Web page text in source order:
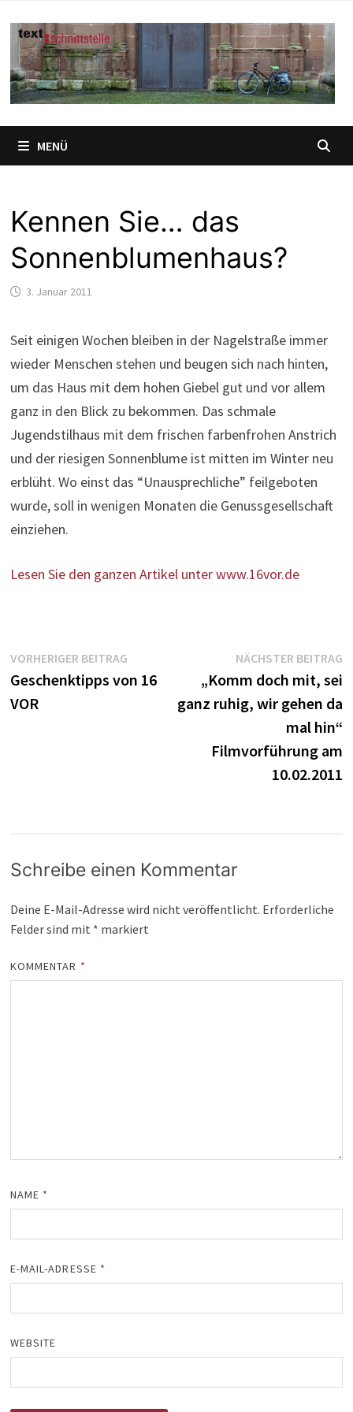
Inhalt
springen
MENÜ
Kennen Sie… das
Sonnenblumenhaus?
3. Januar 2011
Seit einigen Wochen bleiben in der Nagelstraße immer
wieder Menschen stehen und beugen sich nach hinten,
um das Haus mit dem hohen Giebel gut und vor allem
ganz in den Blick zu bekommen. Das schmale
Jugendstilhaus mit dem frischen farbenfrohen Anstrich
und der riesigen Sonnenblume ist mitten im Winter neu
erblüht. Wo einst das “Unausprechliche” feilgeboten
wurde, soll in wenigen Monaten die Genussgesellschaft
einziehen.
Lesen Sie den ganzen Artikel unter www.16vor.de
Beitragsnavigation
VORHERIGER BEITRAGVorheriger
Beitrag:
Geschenktipps von 16
VOR
NÄCHSTER BEITRAG
„Komm doch mit, sei
ganz ruhig, wir gehen da
mal hin“
Filmvorführung am
10.02.2011
Schreibe einen Kommentar
Deine E-Mail-Adresse wird nicht veröffentlicht. Erforderliche
Felder sind mit * markiert
KOMMENTAR *
NAME *
E-MAIL-ADRESSE *
WEBSITE